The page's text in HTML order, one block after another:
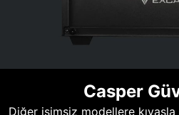
Casper
Diğer isimsiz modellere